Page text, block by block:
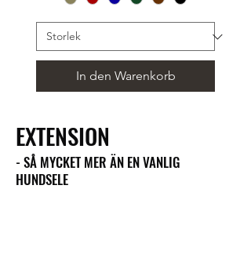
In den Warenkorb
EXTENSION
- SÅ MYCKET MER ÄN EN VANLIG
HUNDSELE